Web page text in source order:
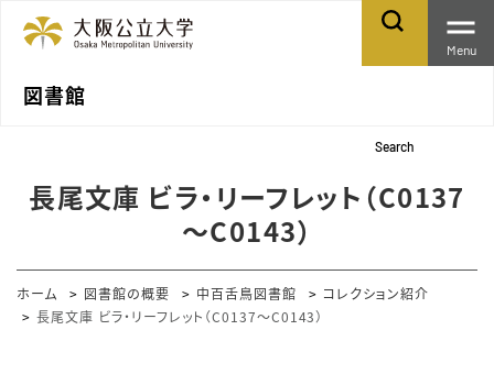
図書館
Search
Menu
長尾文庫 ビラ・リーフレット（C0137
～C0143）
ホーム 図書館の概要 中百舌鳥図書館
コレクション紹介
長尾文庫 ビラ・リーフレット（C0137～C0143）